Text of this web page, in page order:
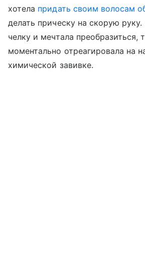
хотела придать своим волосам
делать прическу на скорую
челку и мечтала преобразиться,
моментально отреагировала на
химической завивке.